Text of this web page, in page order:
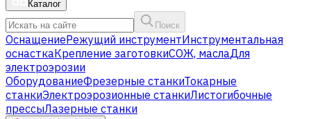
Каталог
Поиск
ОснащениеРежущий инструментИнструментальная
оснасткаКрепление заготовкиСОЖ, маслаДля
электроэрозии
ОборудованиеФрезерные станкиТокарные
станкиЭлектроэрозионные станкиЛистогибочные
прессыЛазерные станки